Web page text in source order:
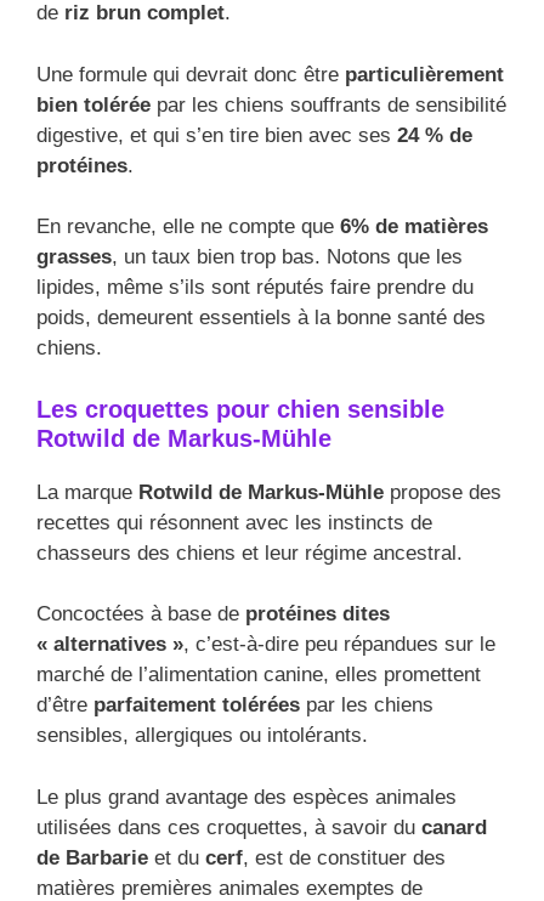
de riz brun complet.
Une formule qui devrait donc être particulièrement
bien tolérée par les chiens souffrants de sensibilité
digestive, et qui s’en tire bien avec ses 24 % de
protéines.
En revanche, elle ne compte que 6% de matières
grasses, un taux bien trop bas. Notons que les
lipides, même s’ils sont réputés faire prendre du
poids, demeurent essentiels à la bonne santé des
chiens.
Les croquettes pour chien sensible
Rotwild de Markus-Mühle
La marque Rotwild de Markus-Mühle propose des
recettes qui résonnent avec les instincts de
chasseurs des chiens et leur régime ancestral.
Concoctées à base de protéines dites
« alternatives », c’est-à-dire peu répandues sur le
marché de l’alimentation canine, elles promettent
d’être parfaitement tolérées par les chiens
sensibles, allergiques ou intolérants.
Le plus grand avantage des espèces animales
utilisées dans ces croquettes, à savoir du canard
de Barbarie et du cerf, est de constituer des
matières premières animales exemptes de